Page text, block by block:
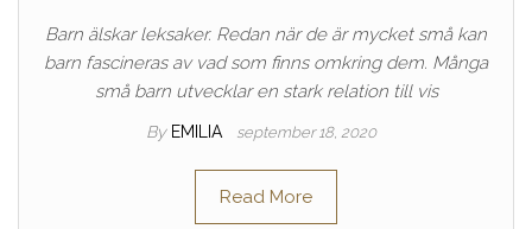
Barn älskar leksaker. Redan när de är mycket små kan
barn fascineras av vad som finns omkring dem. Många
små barn utvecklar en stark relation till vis
By EMILIA september 18, 2020
Read More